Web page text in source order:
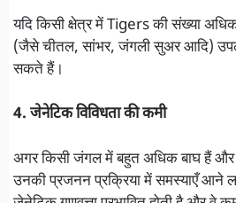
यदि किसी क्षेत्र में Tigers की संख्या अधिक
(जैसे चीतल, सांभर, जंगली सुअर आदि)
सकते हैं।
4. जेनेटिक विविधता की कमी
अगर किसी जंगल में बहुत अधिक बाघ हैं और
उनकी प्रजनन प्रक्रिया में समस्याएँ आने